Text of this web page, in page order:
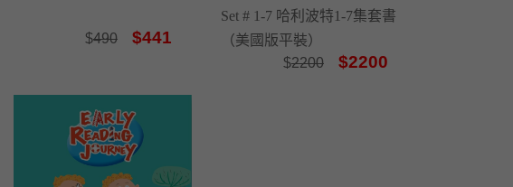
$490 $441
Set # 1-7 哈利波特1-7集套書
（美國版平裝）
$2200 $2200